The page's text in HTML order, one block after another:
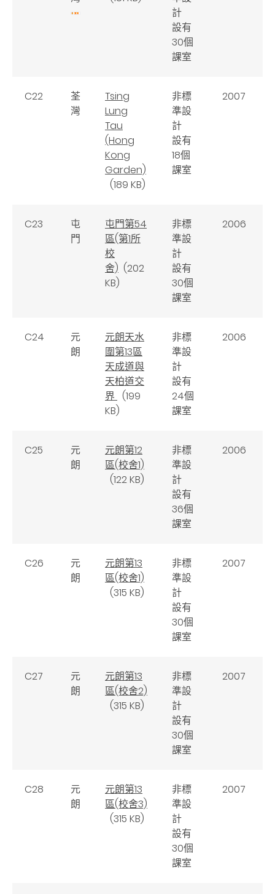
計
設有
30個
課室
C22
荃
灣
Tsing
Lung
Tau
(Hong
Kong
Garden)
(189 KB)
非標
準設
計
設有
18個
課室
2007
C23
屯
門
屯門第54
區(第1所
校
舍) (202
KB)
非標
準設
計
設有
30個
課室
2006
C24
元
朗
元朗天水
圍第13區
天成道與
天柏道交
界 (199
KB)
非標
準設
計
設有
24個
課室
2006
C25
元
朗
元朗第12
區(校舍1)
(122 KB)
非標
準設
計
設有
36個
課室
2006
C26
元
朗
元朗第13
區(校舍1)
(315 KB)
非標
準設
計
設有
30個
課室
2007
C27
元
朗
元朗第13
區(校舍2)
(315 KB)
非標
準設
計
設有
30個
課室
2007
C28
元
朗
元朗第13
區(校舍3)
(315 KB)
非標
準設
計
設有
30個
課室
2007